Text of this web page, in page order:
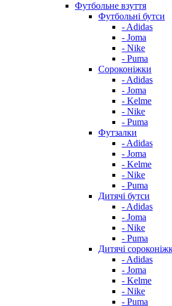
Футбольне взуття
Футбольні бутси
- Adidas
- Joma
- Nike
- Puma
Сороконіжки
- Adidas
- Joma
- Kelme
- Nike
- Puma
Футзалки
- Adidas
- Joma
- Kelme
- Nike
- Puma
Дитячі бутси
- Adidas
- Joma
- Nike
- Puma
Дитячі
- Adidas
- Joma
- Kelme
- Nike
- Puma